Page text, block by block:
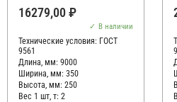
Оценка
0
16279,00₽
В наличии
Технические условия: ГОСТ
9561
Длина, мм: 9000
Ширина, мм: 350
Высота, мм: 250
Вес 1 шт, т: 2